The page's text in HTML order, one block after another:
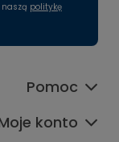
politykę
Pomoc
konto